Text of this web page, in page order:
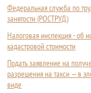
Федеральная служба по
занятости (РОСТРУД)
Налоговая инспекция - об
кадастровой стоимости
Подать заявление на
разрешения на такси — в
виде